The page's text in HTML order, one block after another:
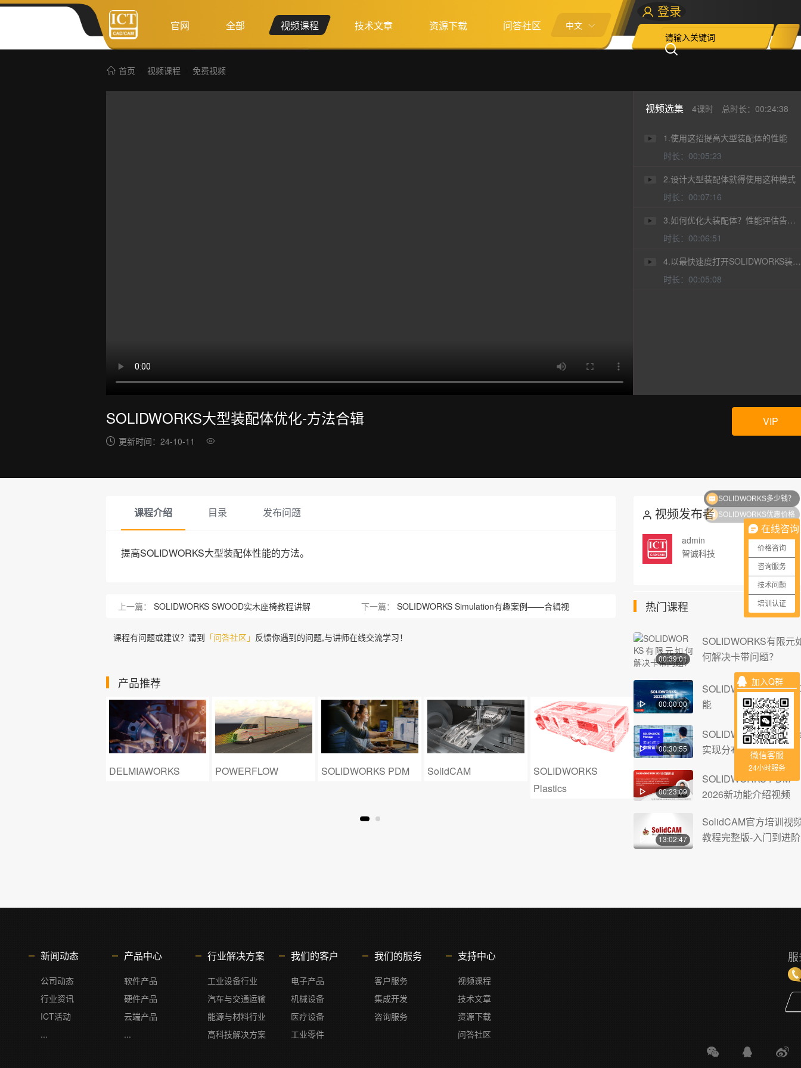
官网 全部 视频课程 技术文章 资源下载 问答社区 中文
登录
首页 视频课程 免费视频
视频选集 4课时 总时长：00:24:38
1.使用这招提高大型装配体的性能
时长：00:05:23
2.设计大型装配体就得使用这种模式
时长：00:07:16
3.如何优化大装配体？性能评估告诉你
时长：00:06:51
4.以最快速度打开SOLIDWORKS装配体
时长：00:05:08
SOLIDWORKS大型装配体优化-方法合辑
更新时间： 24-10-11
VIP
课程介绍 目录 发布问题
提高SOLIDWORKS大型装配体性能的方法。
上一篇： SOLIDWORKS SWOOD实木座椅教程讲解 下一篇： SOLIDWORKS Simulation有趣案例——合辑视
课程有问题或建议？请到 「问答社区」 反馈你遇到的问题,与讲师在线交流学习！
产品推荐
DELMIAWORKS POWERFLOW SOLIDWORKS PDM SolidCAM
SOLIDWORKS
Plastics
SOLIDWORKS
Composer
视频发布者
admin
智诚科技
热门课程
00:39:01
SOLIDWORKS有限元
何解决卡带问题？
00:00:00
SOLIDWORKS 2022
能
00:30:55
SOLIDWOKRS
实现分布式数据管理
00:23:09
SOLIDWORKS PDM
2026新功能介绍视频
13:02:47
SolidCAM官方培训视
教程完整版-入门到进阶
加入Q群
微信客服
24小时服务
新闻动态
公司动态
行业资讯
ICT活动
...
产品中心
软件产品
硬件产品
云端产品
...
行业解决方案
工业设备行业
汽车与交通运输
能源与材料行业
高科技解决方案
我们的客户
电子产品
机械设备
医疗设备
工业零件
我们的服务
客户服务
集成开发
咨询服务
支持中心
视频课程
技术文章
资源下载
问答社区
在线咨询
价格咨询
咨询服务
技术问题
培训认证
SOLIDWORKS优惠价格